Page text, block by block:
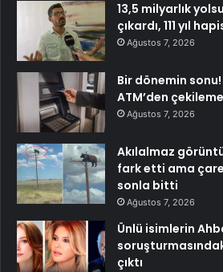
13,5 milyarlık
çıkardı, 111 yıl
Ağustos 7, 2026
Bir dönemin
ATM’den
Ağustos 7, 2026
Akılalmaz
fark etti ama
sonla bitti
Ağustos 7, 2026
Ünlü isimlerin
çıktı